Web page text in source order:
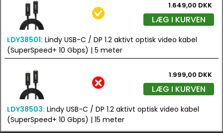
1.649,00 DKK
LÆG I KURVEN
LDY38501: Lindy USB-C / DP 1.2 aktivt optisk video kabel
(SuperSpeed+ 10 Gbps) | 5 meter
1.999,00 DKK
LÆG I KURVEN
LDY38503: Lindy USB-C / DP 1.2 aktivt optisk video kabel
(SuperSpeed+ 10 Gbps) | 15 meter